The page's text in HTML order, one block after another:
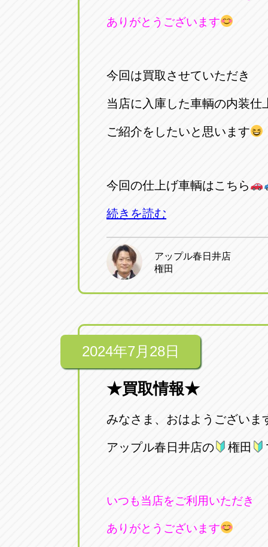
ありがとうございます
今回は買取させていただき
当店に入庫した車輌の内装仕
ご紹介をしたいと思います
今回の仕上げ車輌はこちら
続きを読む
アップル春日井店
権田
2024年7月28日
★買取情報★
みなさま、おはようございま
アップル春日井店の 権田
いつも当店をご利用いただき
ありがとうございます